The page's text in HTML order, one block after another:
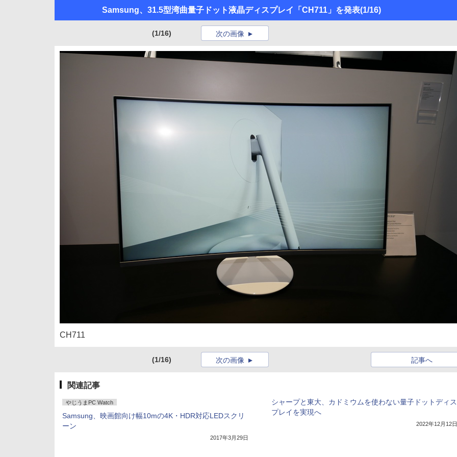
Samsung、31.5型湾曲量子ドット液晶ディスプレイ「CH711」を発表(1/16)
(1/16) 次の画像
CH711
(1/16) 次の画像 記事へ
関連記事
やじうまPC Watch
Samsung、映画館向け幅10mの4K・HDR対応LEDスクリ
ーン
2017年3月29日
シャープと東大、カドミウムを使わない量子ドットディス
プレイを実現へ
2022年12月12日